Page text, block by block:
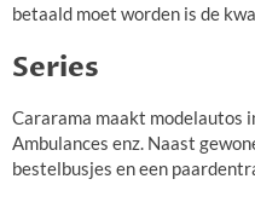
betaald moet worden is de
Series
Cararama maakt modelautos
Ambulances enz. Naast
bestelbusjes en een